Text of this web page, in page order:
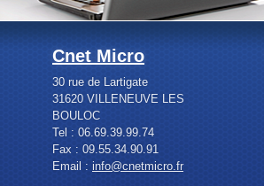
Cnet Micro
30 rue de Lartigate
31620 VILLENEUVE LES
BOULOC
Tel : 06.69.39.99.74
Fax : 09.55.34.90.91
Email : info@cnetmicro.fr